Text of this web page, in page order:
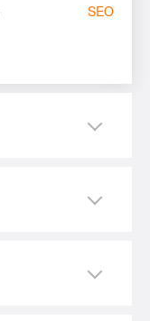
SEO